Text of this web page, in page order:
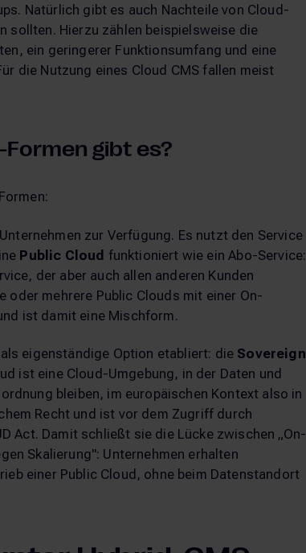
Natürlich gibt es auch Nachteile von Cloud-
sollten. Hierzu zählen beispielsweise die
ein geringerer Funktionsumfang und eine
die Nutzung eines Cloud CMS fallen meist
gibt es?
zur Verfügung. Es nutzt den Service
Public Cloud funktioniert wie ein Abo-Service:
der aber auch allen anderen Kunden
oder mehrere Public Clouds mit einer On-
ist damit eine Mischform.
eigenständige Option etabliert: die Sovereign
ist eine Cloud-Umgebung, in der Daten und
bleiben, im europäischen Kontext also in
Recht und ist vor dem Zugriff durch
Act. Damit schließt sie die Lücke zwischen „On-
Skalierung": Unternehmen erhalten
einer Public Cloud, ohne beim Datenstandort